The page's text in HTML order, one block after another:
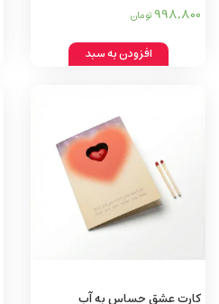
998,800تومان
افزودن به سبد
کارت عشق حساس به آب